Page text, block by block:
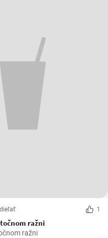
1
ražni
ražni